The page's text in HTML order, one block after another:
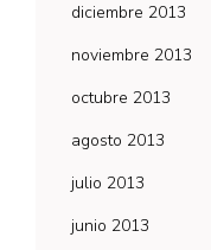
diciembre 2013
noviembre 2013
octubre 2013
agosto 2013
julio 2013
junio 2013